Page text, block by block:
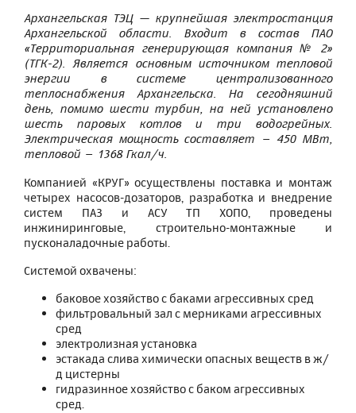
Архангельская ТЭЦ — крупнейшая электростанция
Архангельской области. Входит в состав ПАО
«Территориальная генерирующая компания № 2»
(ТГК-2). Является основным источником тепловой
энергии в системе централизованного
теплоснабжения Архангельска. На сегодняшний
день, помимо шести турбин, на ней установлено
шесть паровых котлов и три водогрейных.
Электрическая мощность составляет – 450 МВт,
тепловой – 1368 Гкал/ч.
Компанией «КРУГ» осуществлены поставка и монтаж
четырех насосов-дозаторов, разработка и внедрение
систем ПАЗ и АСУ ТП ХОПО, проведены
инжиниринговые, строительно-монтажные и
пусконаладочные работы.
Системой охвачены:
баковое хозяйство с баками агрессивных сред
фильтровальный зал с мерниками агрессивных
сред
электролизная установка
эстакада слива химически опасных веществ в ж/
д цистерны
гидразинное хозяйство с баком агрессивных
сред.